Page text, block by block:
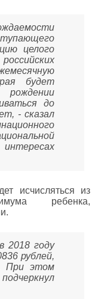
целого
будет
до
- сказал
исчисляться из
ребенка,
2018 году
рублей,
При этом